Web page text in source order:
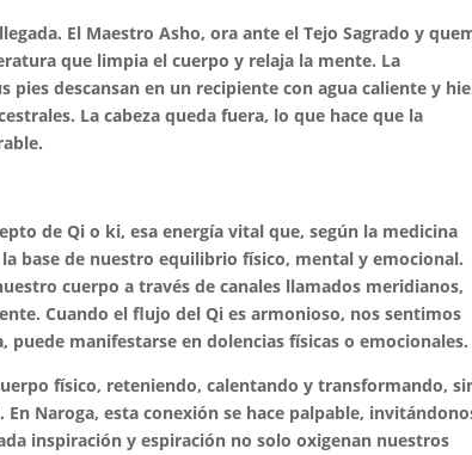
El Maestro Asho, ora ante el Tejo Sagrado y
que limpia el cuerpo y relaja la mente. La
descansan en un recipiente con agua caliente y
La cabeza queda fuera, lo que hace que la
de Qi o ki, esa energía vital que, según la medicina
base de nuestro equilibrio físico, mental y emocional.
cuerpo a través de canales llamados meridianos,
Cuando el flujo del Qi es armonioso, nos sentimos
manifestarse en dolencias físicas o emocionales.
físico, reteniendo, calentando y transformando,
Naroga, esta conexión se hace palpable,
inspiración y espiración no solo oxigenan nuestros